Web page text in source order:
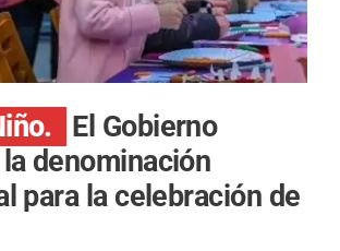
El Gobierno
denominación
para la celebración de